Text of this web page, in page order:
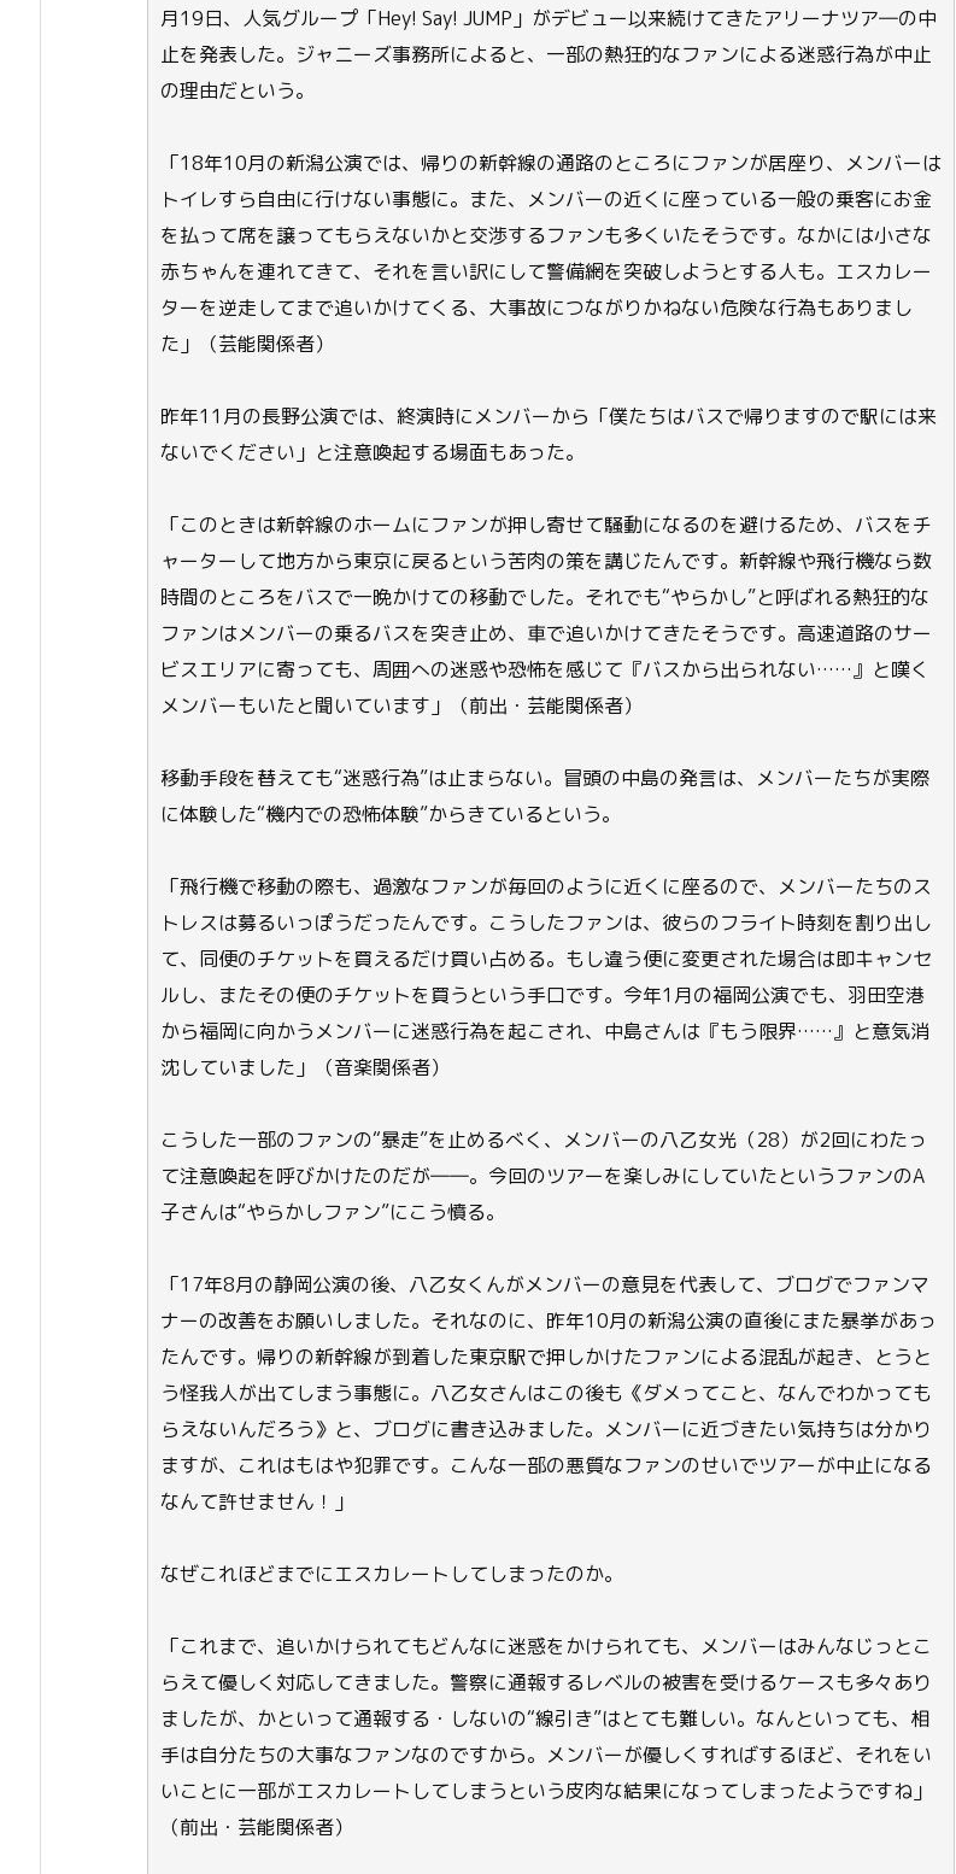
月19日、人気グループ「Hey! Say! JUMP」がデビュー以来続けてきたアリーナツア―の中
止を発表した。ジャニーズ事務所によると、一部の熱狂的なファンによる迷惑行為が中止
の理由だという。
「18年10月の新潟公演では、帰りの新幹線の通路のところにファンが居座り、メンバーは
トイレすら自由に行けない事態に。また、メンバーの近くに座っている一般の乗客にお金
を払って席を譲ってもらえないかと交渉するファンも多くいたそうです。なかには小さな
赤ちゃんを連れてきて、それを言い訳にして警備網を突破しようとする人も。エスカレー
ターを逆走してまで追いかけてくる、大事故につながりかねない危険な行為もありまし
た」（芸能関係者）
昨年11月の長野公演では、終演時にメンバーから「僕たちはバスで帰りますので駅には来
ないでください」と注意喚起する場面もあった。
「このときは新幹線のホームにファンが押し寄せて騒動になるのを避けるため、バスをチ
ャーターして地方から東京に戻るという苦肉の策を講じたんです。新幹線や飛行機なら数
時間のところをバスで一晩かけての移動でした。それでも“やらかし”と呼ばれる熱狂的な
ファンはメンバーの乗るバスを突き止め、車で追いかけてきたそうです。高速道路のサー
ビスエリアに寄っても、周囲への迷惑や恐怖を感じて『バスから出られない……』と嘆く
メンバーもいたと聞いています」（前出・芸能関係者）
移動手段を替えても“迷惑行為”は止まらない。冒頭の中島の発言は、メンバーたちが実際
に体験した“機内での恐怖体験”からきているという。
「飛行機で移動の際も、過激なファンが毎回のように近くに座るので、メンバーたちのス
トレスは募るいっぽうだったんです。こうしたファンは、彼らのフライト時刻を割り出し
て、同便のチケットを買えるだけ買い占める。もし違う便に変更された場合は即キャンセ
ルし、またその便のチケットを買うという手口です。今年1月の福岡公演でも、羽田空港
から福岡に向かうメンバーに迷惑行為を起こされ、中島さんは『もう限界……』と意気消
沈していました」（音楽関係者）
こうした一部のファンの“暴走”を止めるべく、メンバーの八乙女光（28）が2回にわたっ
て注意喚起を呼びかけたのだが――。今回のツアーを楽しみにしていたというファンのA
子さんは“やらかしファン”にこう憤る。
「17年8月の静岡公演の後、八乙女くんがメンバーの意見を代表して、ブログでファンマ
ナーの改善をお願いしました。それなのに、昨年10月の新潟公演の直後にまた暴挙があっ
たんです。帰りの新幹線が到着した東京駅で押しかけたファンによる混乱が起き、とうと
う怪我人が出てしまう事態に。八乙女さんはこの後も《ダメってこと、なんでわかっても
らえないんだろう》と、ブログに書き込みました。メンバーに近づきたい気持ちは分かり
ますが、これはもはや犯罪です。こんな一部の悪質なファンのせいでツアーが中止になる
なんて許せません！」
なぜこれほどまでにエスカレートしてしまったのか。
「これまで、追いかけられてもどんなに迷惑をかけられても、メンバーはみんなじっとこ
らえて優しく対応してきました。警察に通報するレベルの被害を受けるケースも多々あり
ましたが、かといって通報する・しないの“線引き”はとても難しい。なんといっても、相
手は自分たちの大事なファンなのですから。メンバーが優しくすればするほど、それをい
いことに一部がエスカレートしてしまうという皮肉な結果になってしまったようですね」
（前出・芸能関係者）